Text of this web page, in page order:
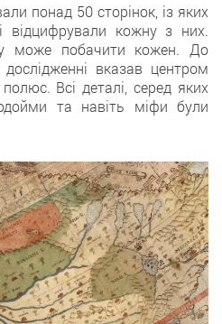
понад 50 сторінок, із яких
відцифрували кожну з них.
може побачити кожен. До
вказав центром
Всі деталі, серед яких
та навіть міфи були